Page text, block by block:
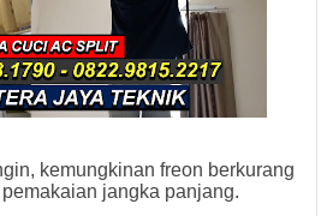
kemungkinan freon berkurang
jangka panjang.